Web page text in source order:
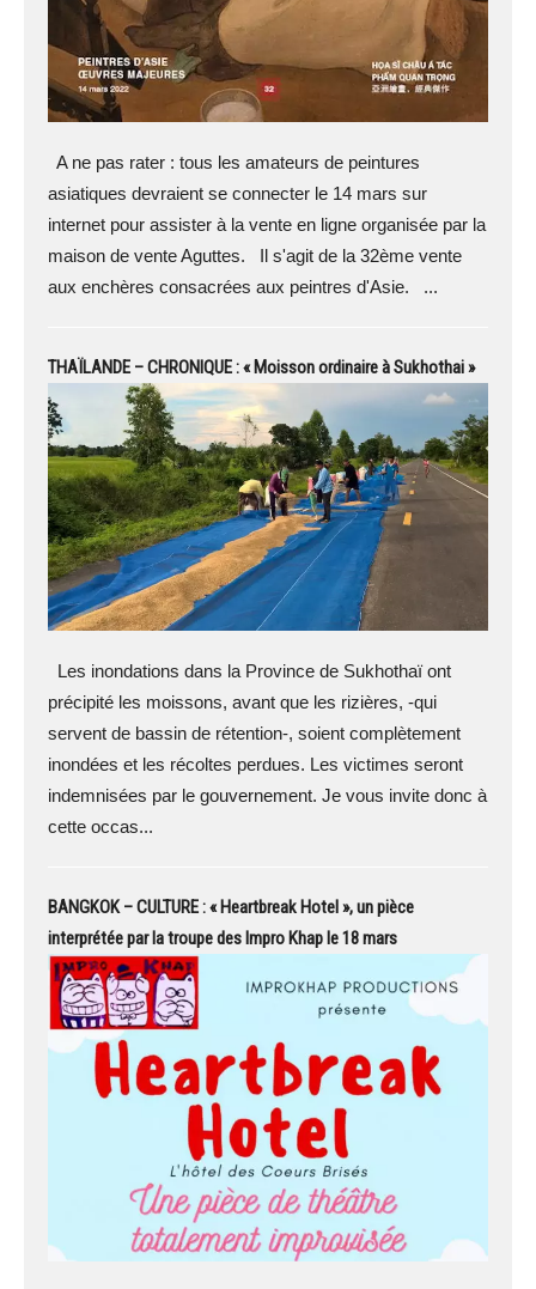
A ne pas rater : tous les amateurs de peintures
asiatiques devraient se connecter le 14 mars sur
internet pour assister à la vente en ligne organisée par la
maison de vente Aguttes. Il s'agit de la 32ème vente
aux enchères consacrées aux peintres d'Asie. ...
THAÏLANDE – CHRONIQUE : « Moisson ordinaire à Sukhothai »
Les inondations dans la Province de Sukhothaï ont
précipité les moissons, avant que les rizières, -qui
servent de bassin de rétention-, soient complètement
inondées et les récoltes perdues. Les victimes seront
indemnisées par le gouvernement. Je vous invite donc à
cette occas...
BANGKOK – CULTURE : « Heartbreak Hotel », un pièce
interprétée par la troupe des Impro Khap le 18 mars